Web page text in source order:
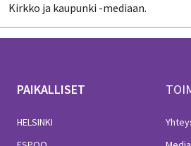
Kirkko ja kaupunki -mediaan.
PAIKALLISET
HELSINKI